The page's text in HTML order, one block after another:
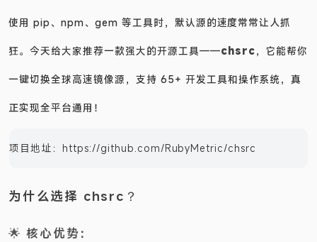
使用 pip、npm、gem 等工具时，默认源的速度常常让人抓
狂。今天给大家推荐一款强大的开源工具——chsrc，它能帮你
一键切换全球高速镜像源，支持 65+ 开发工具和操作系统，真
正实现全平台通用！
项目地址： https://github.com/RubyMetric/chsrc
为什么选择 chsrc？
🌟 核心优势：